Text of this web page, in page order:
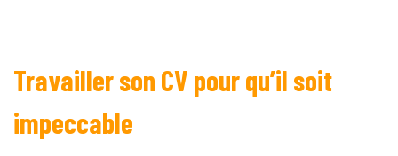
Travailler son CV pour qu’il soit
impeccable